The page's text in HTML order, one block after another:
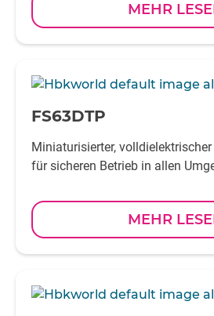
MEHR
-
FS63DTP
Miniaturisierter,
für sicheren Betrieb in allen
MEHR
-